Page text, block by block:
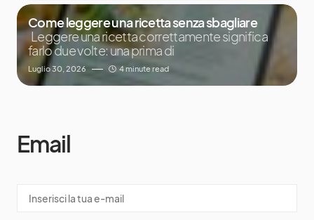
Come leggere una ricetta senza sbagliare
Leggere una ricetta correttamente significa
farlo due volte: una prima di
Luglio 30, 2026 4 minute read
Email